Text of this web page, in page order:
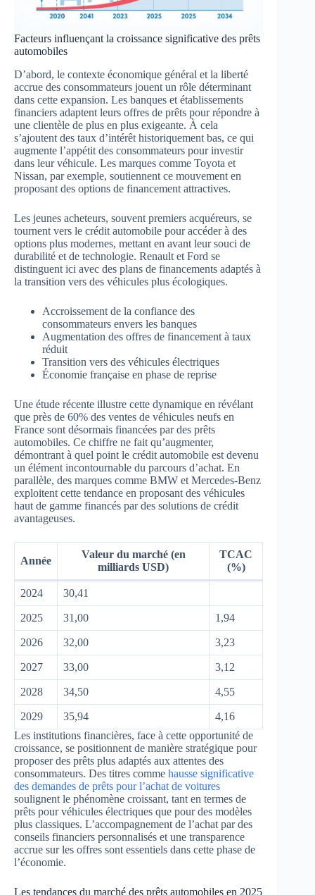
Facteurs influençant la croissance significative des prêts
automobiles
D’abord, le contexte économique général et la liberté
accrue des consommateurs jouent un rôle déterminant
dans cette expansion. Les banques et établissements
financiers adaptent leurs offres de prêts pour répondre à
une clientèle de plus en plus exigeante. À cela
s’ajoutent des taux d’intérêt historiquement bas, ce qui
augmente l’appétit des consommateurs pour investir
dans leur véhicule. Les marques comme Toyota et
Nissan, par exemple, soutiennent ce mouvement en
proposant des options de financement attractives.
Les jeunes acheteurs, souvent premiers acquéreurs, se
tournent vers le crédit automobile pour accéder à des
options plus modernes, mettant en avant leur souci de
durabilité et de technologie. Renault et Ford se
distinguent ici avec des plans de financements adaptés à
la transition vers des véhicules plus écologiques.
Accroissement de la confiance des
consommateurs envers les banques
Augmentation des offres de financement à taux
réduit
Transition vers des véhicules électriques
Économie française en phase de reprise
Une étude récente illustre cette dynamique en révélant
que près de 60% des ventes de véhicules neufs en
France sont désormais financées par des prêts
automobiles. Ce chiffre ne fait qu’augmenter,
démontrant à quel point le crédit automobile est devenu
un élément incontournable du parcours d’achat. En
parallèle, des marques comme BMW et Mercedes-Benz
exploitent cette tendance en proposant des véhicules
haut de gamme financés par des solutions de crédit
avantageuses.
Année
Valeur du marché (en
milliards USD)
TCAC
(%)
2024 30,41
2025 31,00 1,94
2026 32,00 3,23
2027 33,00 3,12
2028 34,50 4,55
2029 35,94
4,16
Les institutions financières, face à cette opportunité de
croissance, se positionnent de manière stratégique pour
proposer des prêts plus adaptés aux attentes des
consommateurs. Des titres comme hausse significative
des demandes de prêts pour l’achat de voitures
soulignent le phénomène croissant, tant en termes de
prêts pour véhicules électriques que pour des modèles
plus classiques. L’accompagnement de l’achat par des
conseils financiers personnalisés et une transparence
accrue sur les offres sont essentiels dans cette phase de
l’économie.
Les tendances du marché des prêts automobiles en 2025